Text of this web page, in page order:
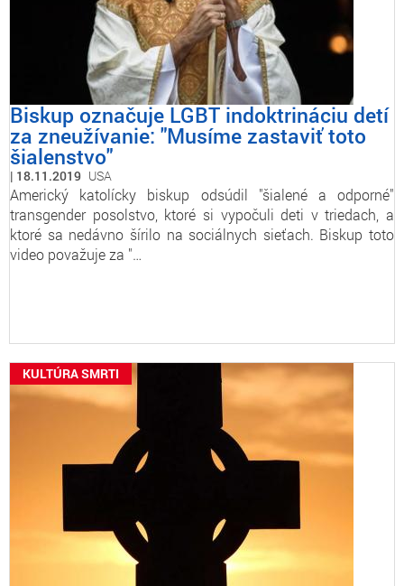
Biskup označuje LGBT indoktrináciu detí
za zneužívanie: "Musíme zastaviť toto
šialenstvo"
18.11.2019 USA
Americký katolícky biskup odsúdil "šialené a odporné"
transgender posolstvo, ktoré si vypočuli deti v triedach, a
ktoré sa nedávno šírilo na sociálnych sieťach. Biskup toto
video považuje za "…
KULTÚRA SMRTI